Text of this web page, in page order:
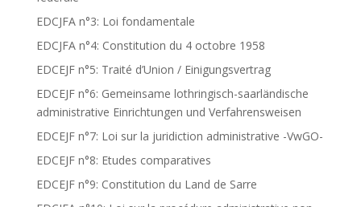
EDCJFA n°3: Loi fondamentale
EDCJFA n°4: Constitution du 4 octobre 1958
EDCEJF n°5: Traité d’Union / Einigungsvertrag
EDCEJF n°6: Gemeinsame lothringisch-saarländische
administrative Einrichtungen und Verfahrensweisen
EDCEJF n°7: Loi sur la juridiction administrative -VwGO-
EDCEJF n°8: Etudes comparatives
EDCEJF n°9: Constitution du Land de Sarre